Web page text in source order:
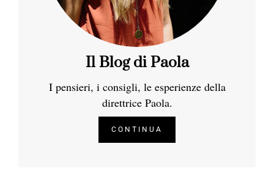
Il Blog di Paola
I pensieri, i consigli, le esperienze della
direttrice Paola.
CONTINUA